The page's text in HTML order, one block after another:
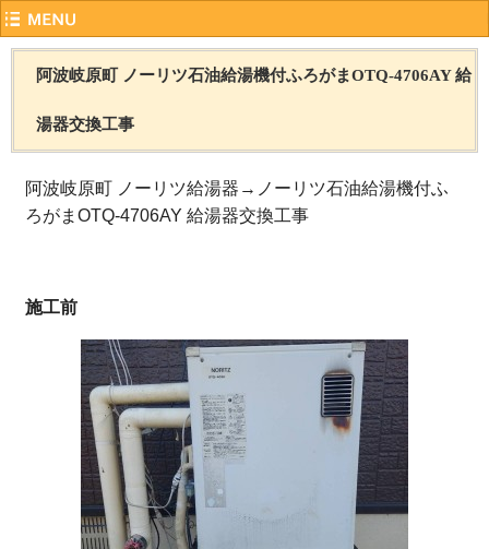
阿波岐原町 ノーリツ石油給湯機付ふろがまOTQ-4706AY 給
湯器交換工事
阿波岐原町 ノーリツ給湯器→ノーリツ石油給湯機付ふ
ろがまOTQ-4706AY 給湯器交換工事
施工前